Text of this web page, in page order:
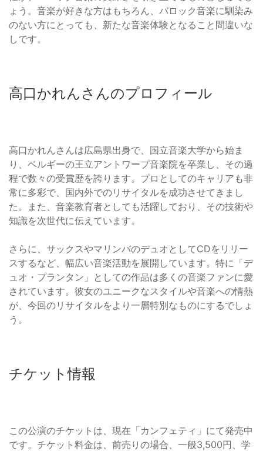
ょう。音楽が好きな方はもちろん、バロック音楽に馴染み
のない方にとっても、新たな音楽体験となること間違いな
しです。
高口かれんさんのプロフィール
高口かれんさんは広島県出身で、国立音楽大学から始ま
り、ベルギーの王立アントワープ音楽院を卒業し、その過
程で数々の受賞歴を誇ります。プロとしてのキャリアも非
常に多彩で、国内外でのリサイタルを成功させてきまし
た。また、音楽教育者としても活躍しており、その技術や
知識を次世代に伝えています。
さらに、サックスやマリンバのデュオとしてCDをリリー
スするなど、幅広い音楽活動を展開しています。特に「デ
ュオ・プランタン」としての作品は多くの音楽ファンに愛
されています。彼女のユニークなスタイルや音楽への情熱
が、今回のリサイタルをより一層特別なものにするでしょ
う。
チケット情報
この公演のチケットは、現在「カンフェティ」にて発売中
です。チケット料金は、前売りの場合、一般3,500円、学